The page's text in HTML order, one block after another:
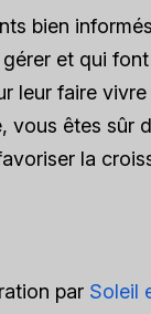
bien
et qui
leur faire
vous êtes sûr
la
par Soleil